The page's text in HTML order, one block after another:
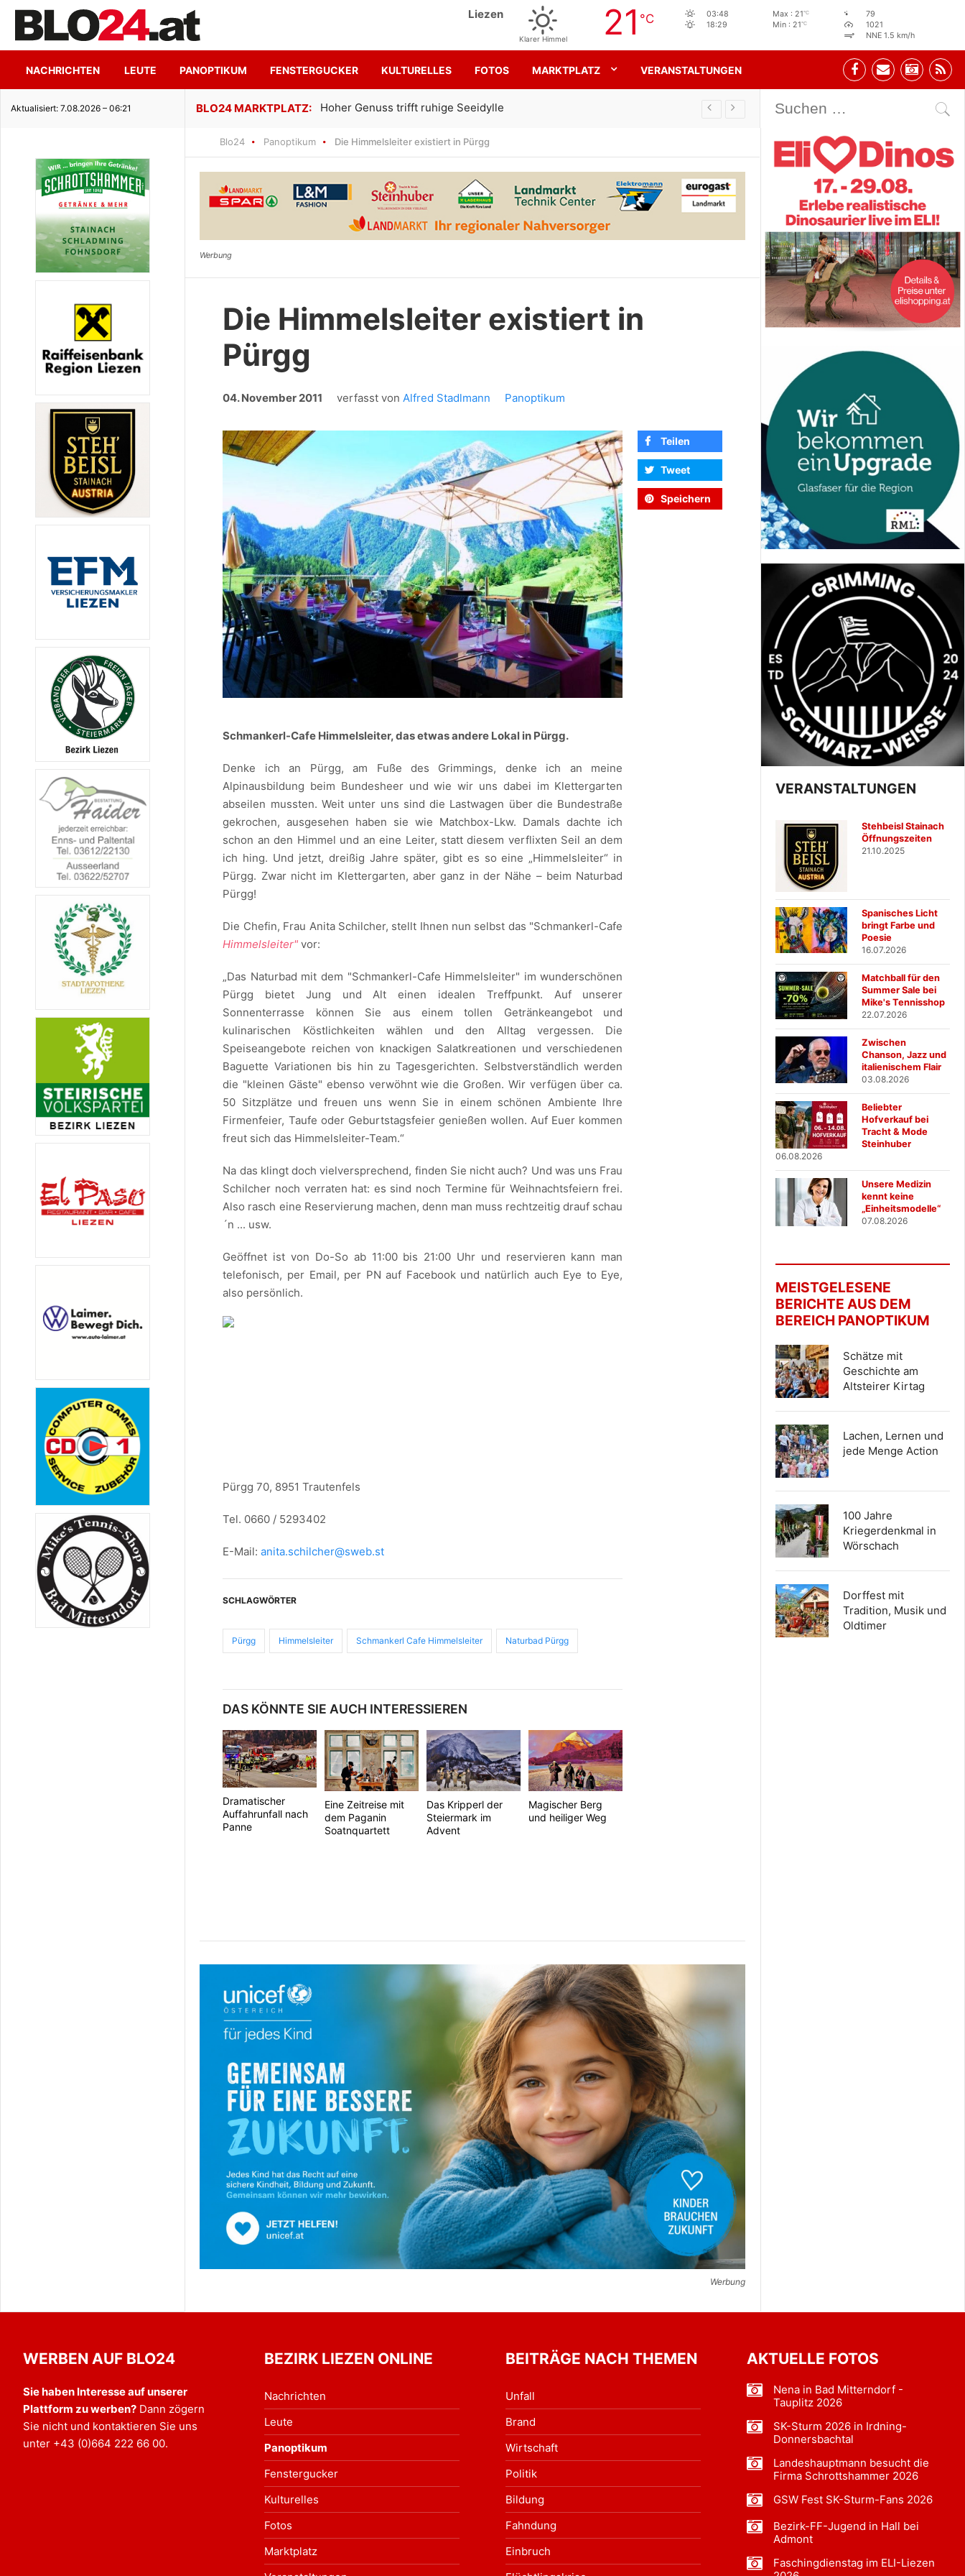
Liezen
Klarer Himmel 21 °C
03:48
18:29
Max : 21°C
Min : 21°C
79
1021
NNE 1.5 km/h
NACHRICHTEN LEUTE PANOPTIKUM FENSTERGUCKER KULTURELLES FOTOS MARKTPLATZ VERANSTALTUNGEN
Aktualisiert: 7.08.2026 – 06:21
Seeidylle Gemeinsam für den SK Sturm Stehbeisl Stainach Öffnungszeiten
Blo24 Panoptikum Die Himmelsleiter existiert in Pürgg
Die Himmelsleiter existiert in
Pürgg
04. November 2011 verfasst von Alfred Stadlmann Panoptikum
Schmankerl-Cafe Himmelsleiter, das etwas andere Lokal in Pürgg.
Denke ich an Pürgg, am Fuße des Grimmings, denke ich an meine
Alpinausbildung beim Bundesheer und wie wir uns dabei im Klettergarten
abseilen mussten. Weit unter uns sind die Lastwagen über die Bundestraße
gekrochen, ausgesehen haben sie wie Matchbox-Lkw. Damals dachte ich
schon an den Himmel und an eine Leiter, statt diesem verflixten Seil an dem
ich hing. Und jetzt, dreißig Jahre später, gibt es so eine „Himmelsleiter“ in
Pürgg. Zwar nicht im Klettergarten, aber ganz in der Nähe – beim Naturbad
Pürgg!
Die Chefin, Frau Anita Schilcher, stellt Ihnen nun selbst das "Schmankerl-Cafe
Himmelsleiter" vor:
„Das Naturbad mit dem "Schmankerl-Cafe Himmelsleiter" im wunderschönen
Pürgg bietet Jung und Alt einen idealen Treffpunkt. Auf unserer
Sonnenterrasse können Sie aus einem tollen Getränkeangebot und
kulinarischen Köstlichkeiten wählen und den Alltag vergessen. Die
Speiseangebote reichen von knackigen Salatkreationen und verschiedenen
Baguette Variationen bis hin zu Tagesgerichten. Selbstverständlich werden
die "kleinen Gäste" ebenso verwöhnt wie die Großen. Wir verfügen über ca.
50 Sitzplätze und freuen uns wenn Sie in einem schönen Ambiente Ihre
Firmenfeier, Taufe oder Geburtstagsfeier genießen wollen. Auf Euer kommen
freut sich das Himmelsleiter-Team.“
Na das klingt doch vielversprechend, finden Sie nicht auch? Und was uns Frau
Schilcher noch verraten hat: es sind noch Termine für Weihnachtsfeiern frei.
Also rasch eine Reservierung machen, denn man muss rechtzeitig drauf schau
´n ... usw.
Geöffnet ist von Do-So ab 11:00 bis 21:00 Uhr und reservieren kann man
telefonisch, per Email, per PN auf Facebook und natürlich auch Eye to Eye,
also persönlich.
Pürgg 70, 8951 Trautenfels
Tel. 0660 / 5293402
E-Mail:anita.schilcher@sweb.st
SCHLAGWÖRTER
Pürgg Himmelsleiter Schmankerl Cafe Himmelsleiter Naturbad Pürgg
DAS KÖNNTE SIE AUCH INTERESSIEREN
Dramatischer
Auffahrunfall nach
Panne
Eine Zeitreise mit
dem Paganin
Soatnquartett
Das Kripperl der
Steiermark im
Advent
Magischer Berg
und heiliger Weg
Teilen
Tweet
Speichern
Werbung
VERANSTALTUNGEN
Stehbeisl Stainach
Öffnungszeiten
21.10.2025
Spanisches Licht
bringt Farbe und
Poesie
16.07.2026
Matchball für den
Summer Sale bei
Mike's Tennisshop
22.07.2026
Zwischen
Chanson, Jazz und
italienischem Flair
03.08.2026
Beliebter
Hofverkauf bei
Tracht & Mode
Steinhuber
06.08.2026
Unsere Medizin
kennt keine
„Einheitsmodelle“
07.08.2026
MEISTGELESENE
BERICHTE AUS DEM
BEREICH PANOPTIKUM
Schätze mit
Geschichte am
Altsteirer Kirtag
Lachen, Lernen und
jede Menge Action
100 Jahre
Kriegerdenkmal in
Wörschach
Dorffest mit
Tradition, Musik und
Oldtimer
WERBEN AUF BLO24
Sie haben Interesse auf unserer
Plattform zu werben? Dann zögern
Sie nicht und kontaktieren Sie uns
unter +43 (0)664 222 66 00.
BEZIRK LIEZEN ONLINE
Nachrichten
Leute
Panoptikum
Fenstergucker
Kulturelles
Fotos
Marktplatz
BEITRÄGE NACH THEMEN
Unfall
Brand
Wirtschaft
Politik
Bildung
Fahndung
Einbruch
AKTUELLE FOTOS
Nena in Bad Mitterndorf -
Tauplitz 2026
SK-Sturm 2026 in Irdning-
Donnersbachtal
Landeshauptmann besucht die
Firma Schrottshammer 2026
GSW Fest SK-Sturm-Fans 2026
Bezirk-FF-Jugend in Hall bei
Admont
Faschingdienstag im ELI-Liezen